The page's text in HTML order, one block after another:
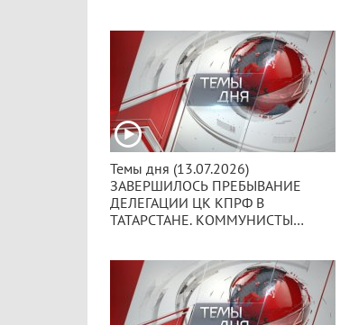
СИТУАЦИЯ СЛОЖНЕЕ, ЧЕМ
КАЖЕТСЯ, СЧИТАЮТ В КПРФ.
Темы дня (13.07.2026)
ЗАВЕРШИЛОСЬ ПРЕБЫВАНИЕ
ДЕЛЕГАЦИИ ЦК КПРФ В
ТАТАРСТАНЕ. КОММУНИСТЫ
ЧУВАШСКОЙ КУЛЬТУРЫ УЯВ.